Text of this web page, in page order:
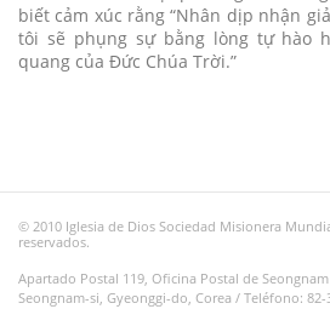
biết cảm xúc rằng “Nhân dịp nhận
tôi sẽ phụng sự bằng lòng tự hào
quang của Đức Chúa Trời.”
© 2010 Iglesia de Dios Sociedad Misionera
reservados.
Apartado Postal 119, Oficina Postal de
Seongnam-si, Gyeonggi-do, Corea / Teléfono: 82-